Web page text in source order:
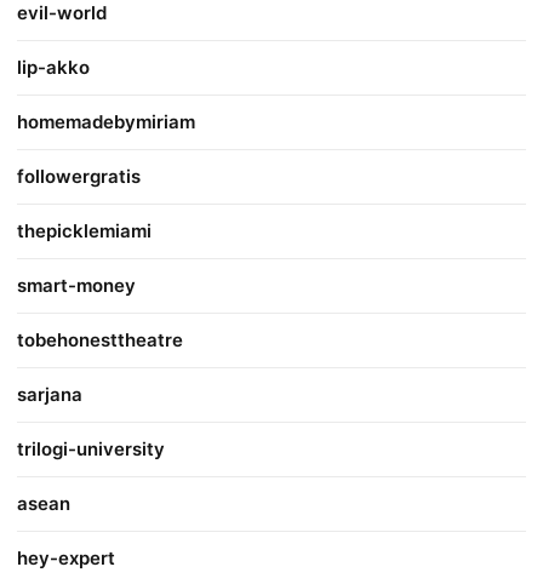
evil-world
lip-akko
homemadebymiriam
followergratis
thepicklemiami
smart-money
tobehonesttheatre
sarjana
trilogi-university
asean
hey-expert